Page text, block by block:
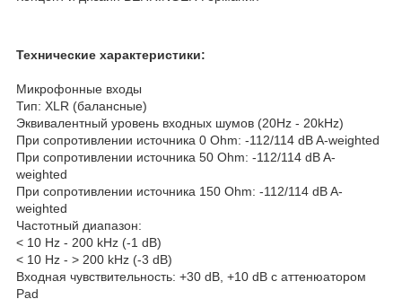
Технические характеристики:
Микрофонные входы
Тип: XLR (балансные)
Эквивалентный уровень входных шумов (20Hz - 20kHz)
При сопротивлении источника 0 Ohm: -112/114 dB A-weighted
При сопротивлении источника 50 Ohm: -112/114 dB A-
weighted
При сопротивлении источника 150 Ohm: -112/114 dB A-
weighted
Частотный диапазон:
< 10 Hz - 200 kHz (-1 dB)
< 10 Hz - > 200 kHz (-3 dB)
Входная чувствительность: +30 dB, +10 dB с аттенюатором
Pad